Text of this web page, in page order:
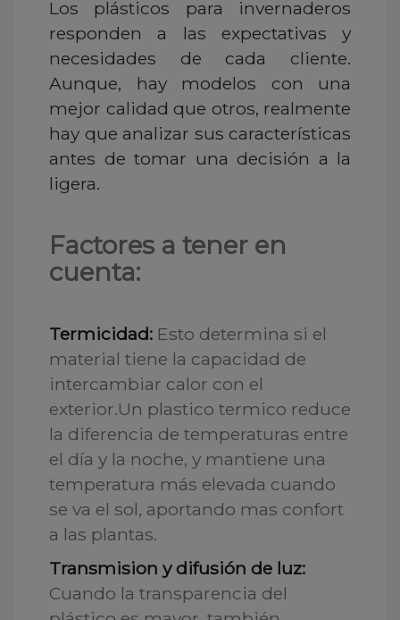
Los plásticos para invernaderos
responden a las expectativas y
necesidades de cada cliente.
Aunque, hay modelos con una
mejor calidad que otros, realmente
hay que analizar sus características
antes de tomar una decisión a la
ligera.
Factores a tener en
cuenta:
Termicidad: Esto determina si el
material tiene la capacidad de
intercambiar calor con el
exterior.Un plastico termico reduce
la diferencia de temperaturas entre
el día y la noche, y mantiene una
temperatura más elevada cuando
se va el sol, aportando mas confort
a las plantas.
Transmision y difusión de luz:
Cuando la transparencia del